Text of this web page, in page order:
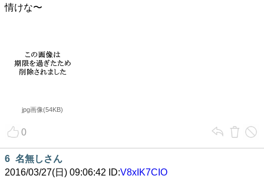
情けな〜
jpg画像(54KB)
0
6 名無しさん
2016/03/27(日) 09:06:42 ID:V8xIK7CIO